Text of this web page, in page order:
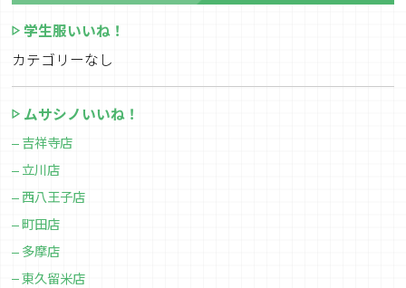
学生服いいね！
カテゴリーなし
ムサシノいいね！
吉祥寺店
立川店
西八王子店
町田店
多摩店
東久留米店